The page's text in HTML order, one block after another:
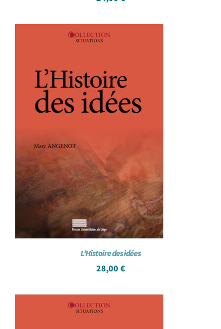
L’Histoire des idées
28,00 €